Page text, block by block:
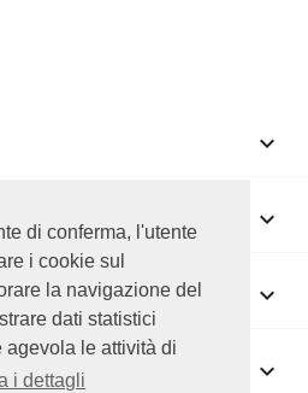
di conferma, l'utente
i cookie sul
la navigazione del
dati statistici
le attività di
i dettagli



